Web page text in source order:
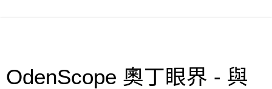
OdenScope 奧丁眼界 - 與